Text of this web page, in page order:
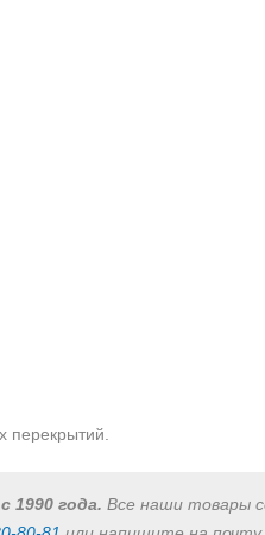
перекрытий.
с 1990 года. Все наши товары